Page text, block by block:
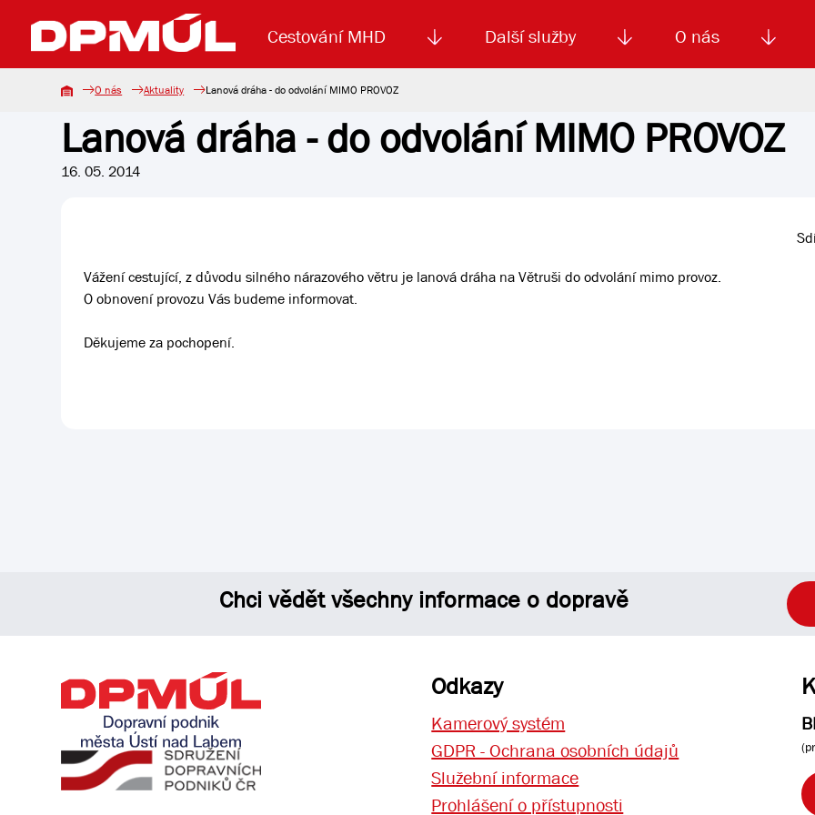
Cestování MHD
Uzavření mostu Dr. E. Beneše Koupit jízdenku Jízdné MHD El. jízdenka (EOS)
Další služby
Lanová dráha Reklama Smluvní doprava Autoškola
O nás
Základní údaje Aktuality Výběrová řízení Kariéra
O nás Aktuality Lanová dráha - do odvolání MIMO PROVOZ
Lanová dráha - do odvolání MIMO PROVOZ
16. 05. 2014
Vážení cestující, z důvodu silného nárazového větru je lanová dráha na Větruši do odvolání mimo provoz.
O obnovení provozu Vás budeme informovat.
Děkujeme za pochopení.
Chci vědět všechny informace o dopravě
Odkazy
Kamerový systém
GDPR - Ochrana osobních údajů
Služební informace
Prohlášení o přístupnosti